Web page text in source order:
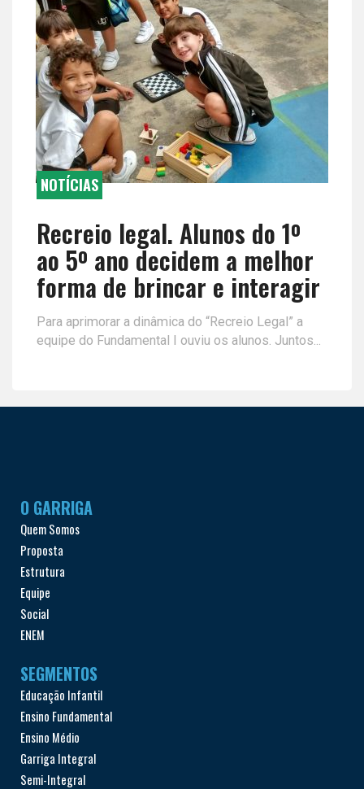
NOTÍCIAS
Recreio legal. Alunos do 1º
ao 5º ano decidem a melhor
forma de brincar e interagir
Para aprimorar a dinâmica do “Recreio Legal” a
equipe do Fundamental I ouviu os alunos. Juntos...
O GARRIGA
Quem Somos
Proposta
Estrutura
Equipe
Social
ENEM
SEGMENTOS
Educação Infantil
Ensino Fundamental
Ensino Médio
Garriga Integral
Semi-Integral